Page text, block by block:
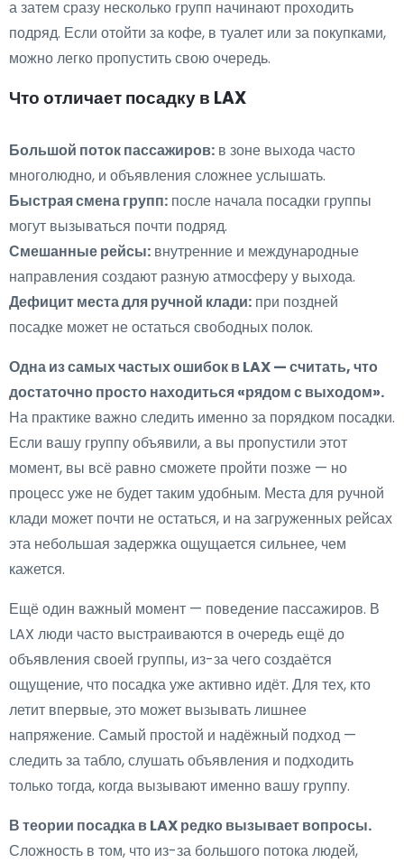
а затем сразу несколько групп начинают проходить
подряд. Если отойти за кофе, в туалет или за покупками,
можно легко пропустить свою очередь.
Что отличает посадку в LAX
Большой поток пассажиров: в зоне выхода часто
многолюдно, и объявления сложнее услышать.
Быстрая смена групп: после начала посадки группы
могут вызываться почти подряд.
Смешанные рейсы: внутренние и международные
направления создают разную атмосферу у выхода.
Дефицит места для ручной клади: при поздней
посадке может не остаться свободных полок.
Одна из самых частых ошибок в LAX — считать, что
достаточно просто находиться «рядом с выходом».
На практике важно следить именно за порядком посадки.
Если вашу группу объявили, а вы пропустили этот
момент, вы всё равно сможете пройти позже — но
процесс уже не будет таким удобным. Места для ручной
клади может почти не остаться, и на загруженных рейсах
эта небольшая задержка ощущается сильнее, чем
кажется.
Ещё один важный момент — поведение пассажиров. В
LAX люди часто выстраиваются в очередь ещё до
объявления своей группы, из-за чего создаётся
ощущение, что посадка уже активно идёт. Для тех, кто
летит впервые, это может вызывать лишнее
напряжение. Самый простой и надёжный подход —
следить за табло, слушать объявления и подходить
только тогда, когда вызывают именно вашу группу.
В теории посадка в LAX редко вызывает вопросы.
Сложность в том, что из-за большого потока людей,